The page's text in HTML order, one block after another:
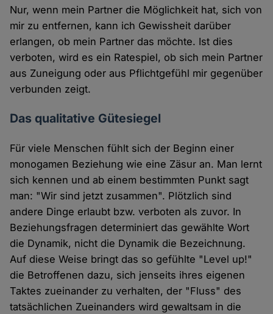
Nur, wenn mein Partner die Möglichkeit hat, sich von
mir zu entfernen, kann ich Gewissheit darüber
erlangen, ob mein Partner das möchte. Ist dies
verboten, wird es ein Ratespiel, ob sich mein Partner
aus Zuneigung oder aus Pflichtgefühl mir gegenüber
verbunden zeigt.
Das qualitative Gütesiegel
Für viele Menschen fühlt sich der Beginn einer
monogamen Beziehung wie eine Zäsur an. Man lernt
sich kennen und ab einem bestimmten Punkt sagt
man: "Wir sind jetzt zusammen". Plötzlich sind
andere Dinge erlaubt bzw. verboten als zuvor. In
Beziehungsfragen determiniert das gewählte Wort
die Dynamik, nicht die Dynamik die Bezeichnung.
Auf diese Weise bringt das so gefühlte "Level up!"
die Betroffenen dazu, sich jenseits ihres eigenen
Taktes zueinander zu verhalten, der "Fluss" des
tatsächlichen Zueinanders wird gewaltsam in die